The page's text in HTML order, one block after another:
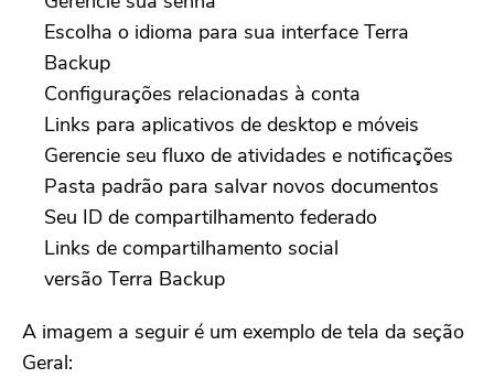
Escolha o idioma para sua interface Terra
Backup
Configurações relacionadas à conta
Links para aplicativos de desktop e móveis
Gerencie seu fluxo de atividades e notificações
Pasta padrão para salvar novos documentos
Seu ID de compartilhamento federado
Links de compartilhamento social
versão Terra Backup
A imagem a seguir é um exemplo de tela da seção
Geral: